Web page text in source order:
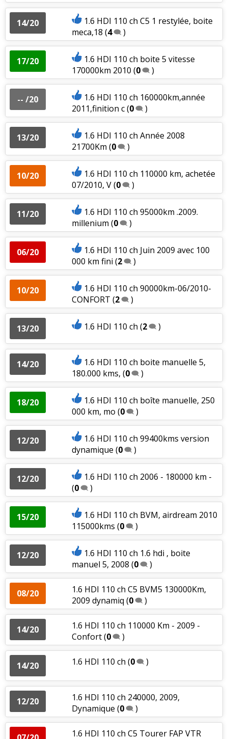
14/20
1.6 HDI 110 ch C5 1 restylée, boite
meca,18 (4 )
17/20
1.6 HDI 110 ch boite 5 vitesse
170000km 2010 (0 )
-- /20
1.6 HDI 110 ch 160000km,année
2011,finition c(0 )
13/20
1.6 HDI 110 ch Année 2008
21700Km (0 )
10/20
1.6 HDI 110 ch 110000 km, achetée
07/2010, V(0 )
11/20
1.6 HDI 110 ch 95000km .2009.
millenium (0 )
06/20
1.6 HDI 110 ch Juin 2009 avec 100
000 km fini (2 )
10/20
1.6 HDI 110 ch 90000km-06/2010-
CONFORT (2 )
13/20 1.6 HDI 110 ch (2 )
14/20
1.6 HDI 110 ch boite manuelle 5,
180.000 kms, (0 )
18/20
1.6 HDI 110 ch boîte manuelle, 250
000 km, mo (0 )
12/20
1.6 HDI 110 ch 99400kms version
dynamique (0 )
12/20
1.6 HDI 110 ch 2006 - 180000 km -
(0 )
15/20
1.6 HDI 110 ch BVM, airdream 2010
115000kms (0 )
12/20
1.6 HDI 110 ch 1.6 hdi , boite
manuel 5, 2008 (0 )
08/20
1.6 HDI 110 ch C5 BVM5 130000Km,
2009 dynamiq (0 )
14/20
1.6 HDI 110 ch 110000 Km - 2009 -
Confort(0 )
14/20 1.6 HDI 110 ch (0 )
12/20
1.6 HDI 110 ch 240000, 2009,
Dynamique (0 )
1.6 HDI 110 ch C5 Tourer FAP VTR